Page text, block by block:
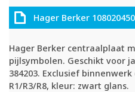
Hager Berker
Hager Berker centraalplaat
pijlsymbolen. Geschikt voor
384203. Exclusief
R1/R3/R8, kleur: zwart glans.